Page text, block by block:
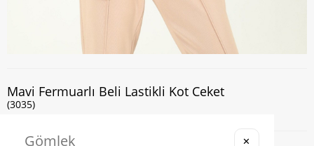
Mavi Fermuarlı Beli Lastikli Kot Ceket
(3035)
✕